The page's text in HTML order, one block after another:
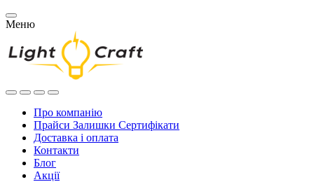
Меню
Про компанію
Прайси Залишки Сертифікати
Доставка і оплата
Контакти
Блог
Акції